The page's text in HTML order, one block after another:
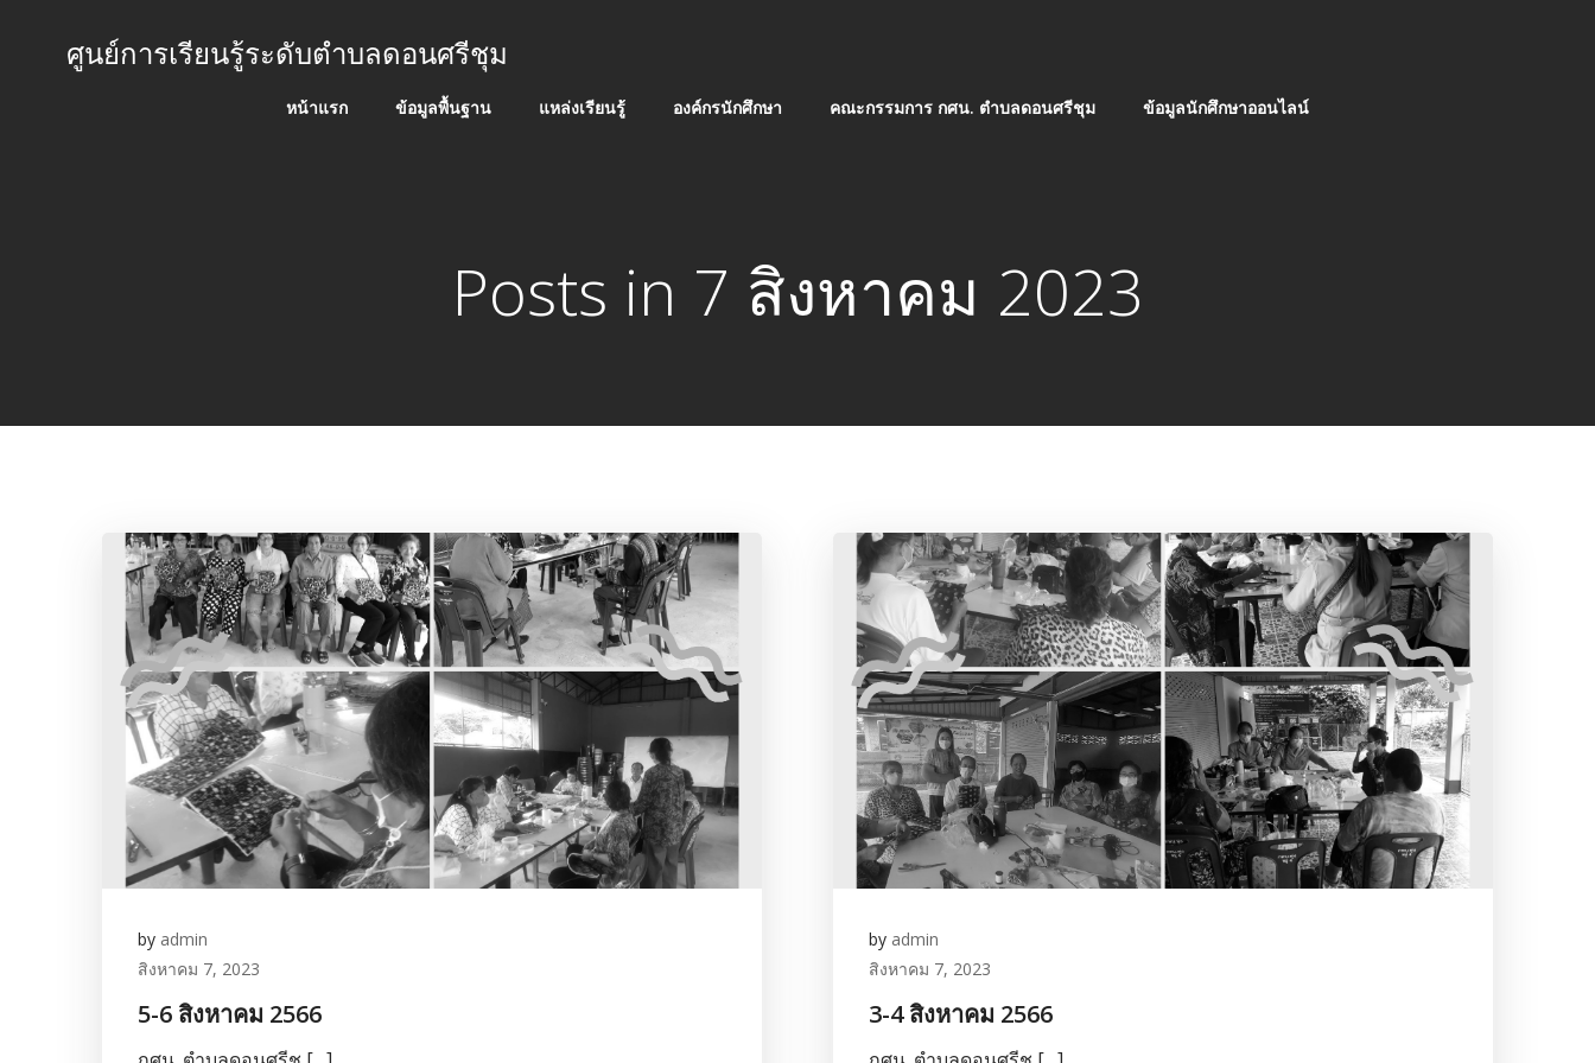
ศูนย์การเรียนรู้ระดับตำบลดอนศรีชุม
หน้าแรก ข้อมูลพื้นฐาน แหล่งเรียนรู้ องค์กรนักศึกษา คณะกรรมการ กศน. ตำบลดอนศรีชุม ข้อมูลนักศึกษาออนไลน์
Posts in 7 สิงหาคม 2023
by admin
สิงหาคม 7, 2023
5-6 สิงหาคม 2566
by admin
สิงหาคม 7, 2023
3-4 สิงหาคม 2566